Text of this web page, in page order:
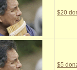
$20
$5